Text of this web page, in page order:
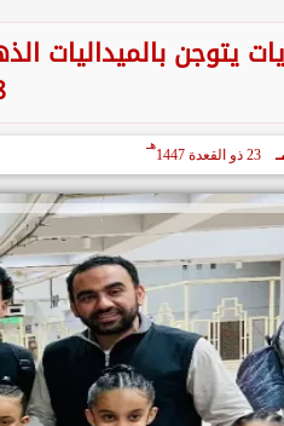
يتوجن بالميداليات
8
23 ذو القعدة 1447
هـ